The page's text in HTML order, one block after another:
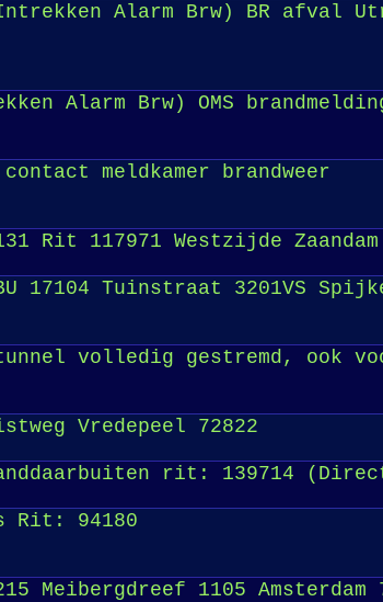
Alarm Brw) BR afval
Alarm Brw) OMS
contact meldkamer brandweer
Rit 117971 Westzijde Zaandam
17104 Tuinstraat 3201VS
volledig gestremd, ook
Vredepeel 72822
rit: 139714
Rit: 94180
Meibergdreef 1105 Amsterdam